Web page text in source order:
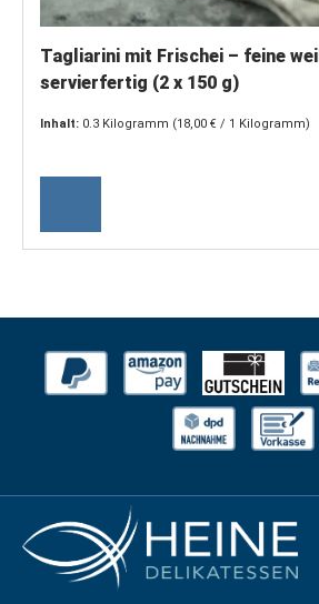
Tagliarini mit Frischei – feine
servierfertig (2 x 150 g)
Inhalt: 0.3 Kilogramm (18,00 € / 1 Kilogramm)